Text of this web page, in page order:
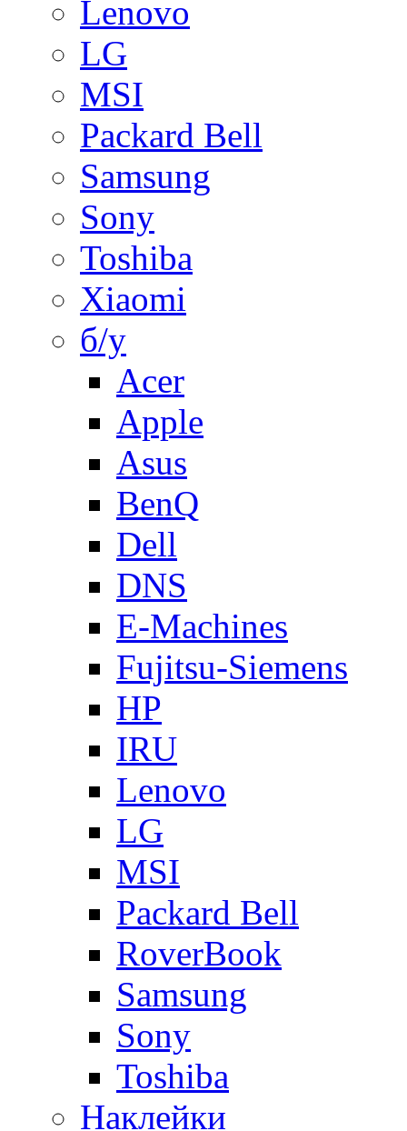
Lenovo
LG
MSI
Packard Bell
Samsung
Sony
Toshiba
Xiaomi
б/у
Acer
Apple
Asus
BenQ
Dell
DNS
E-Machines
Fujitsu-Siemens
HP
IRU
Lenovo
LG
MSI
Packard Bell
RoverBook
Samsung
Sony
Toshiba
Наклейки